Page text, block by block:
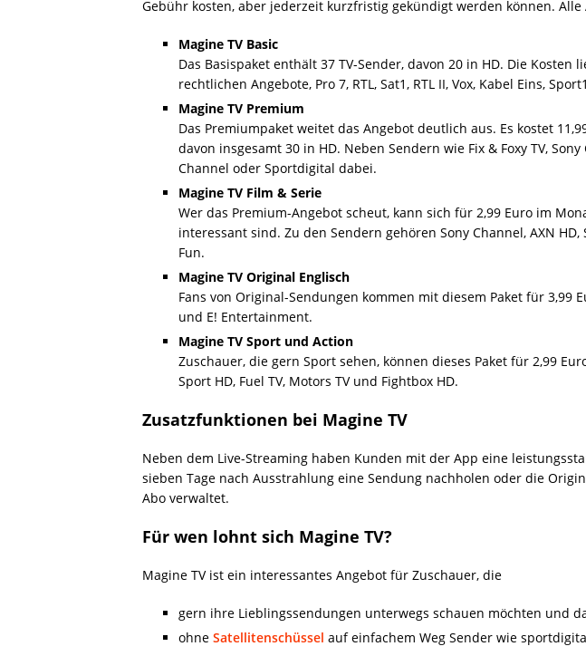
Gebühr kosten, aber jederzeit kurzfristig gekündigt werden können. Alle
Magine TV Basic
Das Basispaket enthält 37 TV-Sender, davon 20 in HD. Die
rechtlichen Angebote, Pro 7, RTL, Sat1, RTL II, Vox, Kabel Eins,
Magine TV Premium
Das Premiumpaket weitet das Angebot deutlich aus. Es kostet
davon insgesamt 30 in HD. Neben Sendern wie Fix & Foxy TV,
Channel oder Sportdigital dabei.
Magine TV Film & Serie
Wer das Premium-Angebot scheut, kann sich für 2,99 Euro im
interessant sind. Zu den Sendern gehören Sony Channel, AXN
Fun.
Magine TV Original Englisch
Fans von Original-Sendungen kommen mit diesem Paket für
und E! Entertainment.
Magine TV Sport und Action
Zuschauer, die gern Sport sehen, können dieses Paket für 2,99
Sport HD, Fuel TV, Motors TV und Fightbox HD.
Zusatzfunktionen bei Magine TV
Neben dem Live-Streaming haben Kunden mit der App eine
sieben Tage nach Ausstrahlung eine Sendung nachholen oder die
Abo verwaltet.
Für wen lohnt sich Magine TV?
Magine TV ist ein interessantes Angebot für Zuschauer, die
gern ihre Lieblingssendungen unterwegs schauen möchten und
ohne Satellitenschüssel auf einfachem Weg Sender wie